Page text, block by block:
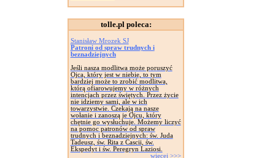
tolle.pl poleca:
Stanisław Mrozek SJ
Patroni od spraw trudnych i
beznadziejnych
Jeśli nasza modlitwa może poruszyć
Ojca, który jest w niebie, to tym
bardziej może to zrobić modlitwa,
którą ofiarowujemy w różnych
intencjach przez świętych. Przez życie
nie idziemy sami, ale w ich
towarzystwie. Czekają na nasze
wołanie i zanoszą je Ojcu, który
chętnie go wysłuchuje. Możemy liczyć
na pomoc patronów od spraw
trudnych i beznadziejnych: św. Juda
Tadeusz, św. Rita z Cascii, św.
Ekspedyt i św. Peregryn Laziosi.
więcej >>>